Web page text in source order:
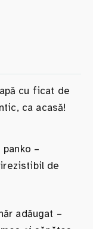
cu ficat de
ca acasă!
–
de
adăugat –